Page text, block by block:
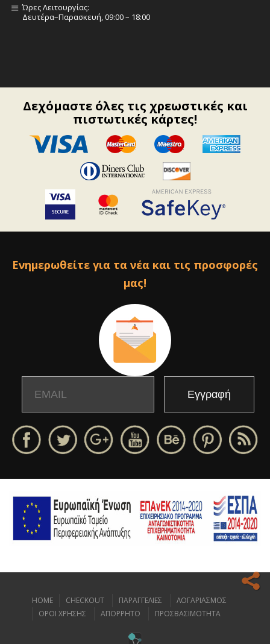
Ώρες Λειτουργίας:
Δευτέρα–Παρασκευή, 09:00 – 18:00
Δεχόμαστε όλες τις χρεωστικές και
πιστωτικές κάρτες!
Ενημερωθείτε για τα νέα και τις προσφορές
μας!
Ο ιστοχώρος μας κάνει χρήση cookies για να σας προσφέρει την
HOME CHECKOUT ΠΑΡΑΓΓΕΛΙΕΣ
ΛΟΓΑΡΙΑΣΜΟΣ
ΟΡΟΙ ΧΡΗΣΗΣ
ΑΠΟΡΡΗΤΟ ΠΡΟΣΒΑΣΙΜΟΤΗΤΑ